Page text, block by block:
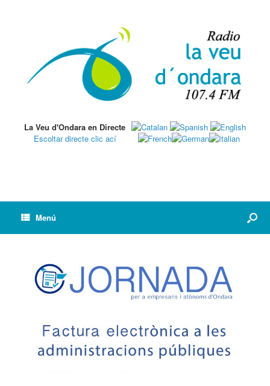
La Veu d'Ondara en Directe
Escoltar directe clic ací
Menú